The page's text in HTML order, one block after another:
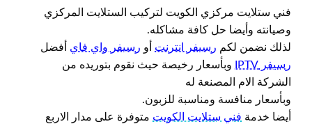
فني ستلايت مركزي الكويت لتركيب الستلايت المركزي
وصيانته وأيضا حل كافة مشاكله.
لذلك نضمن لكم رسيفر انترنت أو رسيفر واي فاي
أفضل
رسيفر IPTV
وبأسعار رخيصة حيث نقوم بتوريده من
الشركة الام المصنعة له
وبأسعار منافسة ومناسبة للزبون.
أيضا خدمة فني ستلايت الكويت متوفرة على مدار الاربع